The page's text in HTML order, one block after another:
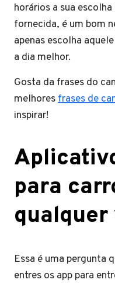
horários a sua
fornecida, é um bom
apenas escolha
a dia melhor.
Gosta da frases do
melhoresfrases de
inspirar!
para
Essa é uma pergunta
entres os app para